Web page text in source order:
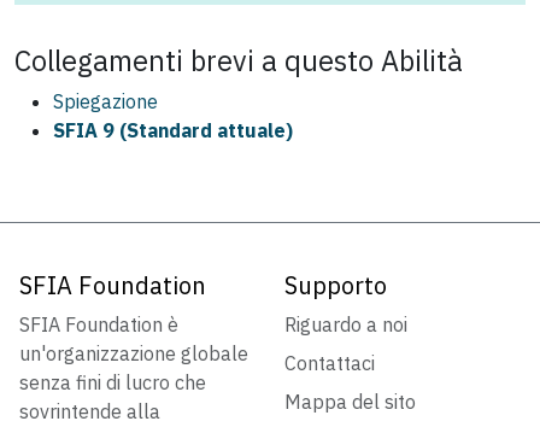
Collegamenti brevi a questo Abilità
Spiegazione
SFIA 9 (Standard attuale)
SFIA Foundation
SFIA Foundation è
un'organizzazione globale
senza fini di lucro che
sovrintende alla
Supporto
Riguardo a noi
Contattaci
Mappa del sito